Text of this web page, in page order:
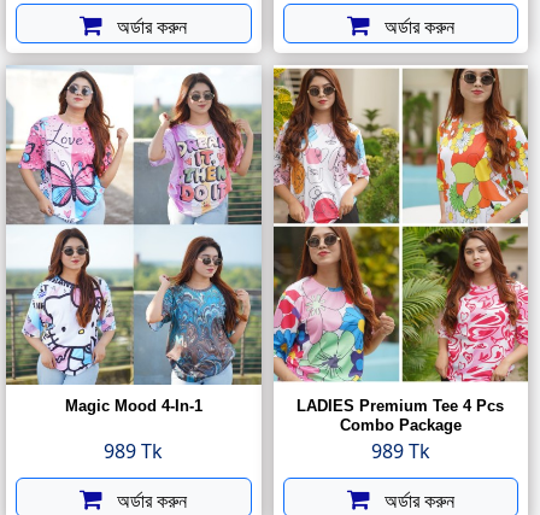
অর্ডার করুন
অর্ডার করুন
Magic Mood 4-In-1
989 Tk
অর্ডার করুন
LADIES Premium Tee 4 Pcs
Combo Package
989 Tk
অর্ডার করুন